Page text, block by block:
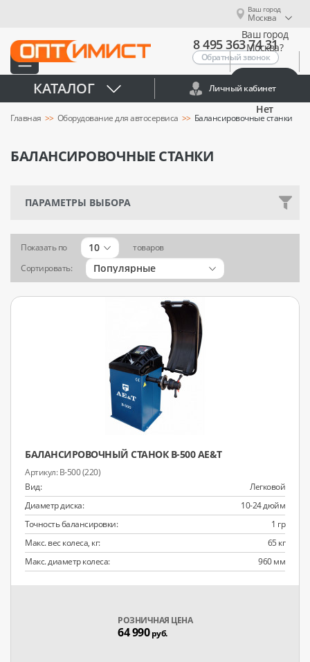
Ваш город
Москва
Ваш город
Москва?
Нет
8 495 363 74 31
Обратный звонок
КАТАЛОГ Личный кабинет
Главная Оборудование для автосервиса Балансировочные станки
БАЛАНСИРОВОЧНЫЕ СТАНКИ
ПАРАМЕТРЫ ВЫБОРА
Показать по 10
товаров
Сортировать:
Популярные
БАЛАНСИРОВОЧНЫЙ СТАНОК B-500 AE&T
B-500 (220)
Вид:
Легковой
Диаметр диска:
10-24 дюйм
Точность балансировки:
1 гр
Макс. вес колеса, кг:
65 кг
Макс. диаметр колеса:
960 мм
РОЗНИЧНАЯ ЦЕНА
64 990руб.